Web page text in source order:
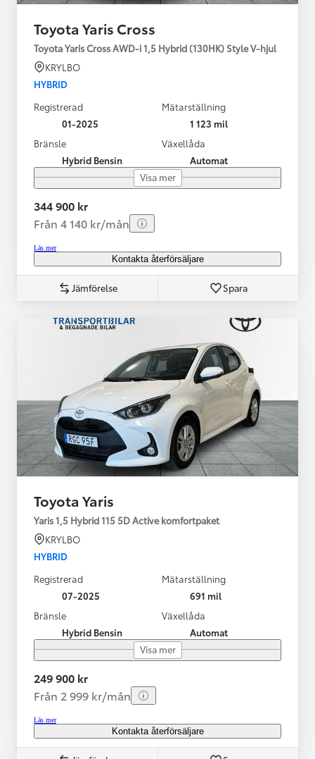
Toyota Yaris Cross
Toyota Yaris Cross AWD-i 1,5 Hybrid (130HK) Style V-hjul
KRYLBO
HYBRID
Registrerad
01-2025
Mätarställning
1 123 mil
Bränsle
Hybrid Bensin
Växellåda
Automat
Visa mer
344 900 kr
Från 4 140 kr/mån
Läs mer
Kontakta återförsäljare
Jämförelse Spara
Toyota Yaris
Yaris 1,5 Hybrid 115 5D Active komfortpaket
KRYLBO
HYBRID
Registrerad
07-2025
Mätarställning
691 mil
Bränsle
Hybrid Bensin
Växellåda
Automat
Visa mer
249 900 kr
Från 2 999 kr/mån
Läs mer
Kontakta återförsäljare